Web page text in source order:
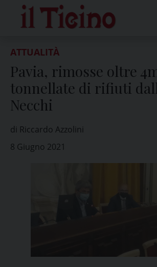
content
ATTUALITÀ
Pavia, rimosse oltre
tonnellate di rifiuti
Necchi
di Riccardo Azzolini
8 Giugno 2021